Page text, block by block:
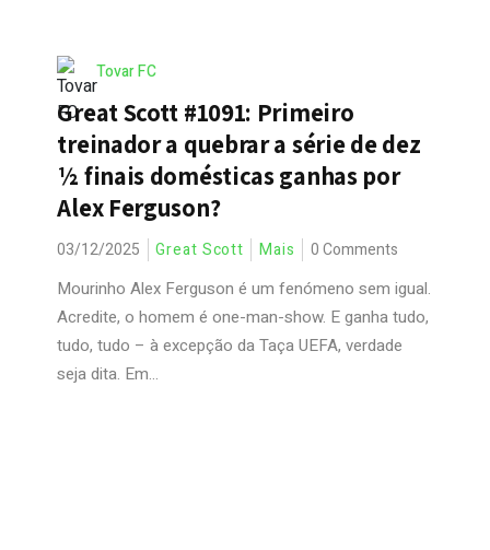
Tovar FC
Great Scott #1091: Primeiro
treinador a quebrar a série de dez
½ finais domésticas ganhas por
Alex Ferguson?
03/12/2025 Great Scott Mais 0 Comments
Mourinho Alex Ferguson é um fenómeno sem igual.
Acredite, o homem é one-man-show. E ganha tudo,
tudo, tudo – à excepção da Taça UEFA, verdade
seja dita. Em...